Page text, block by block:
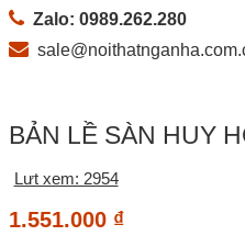
Zalo: 0989.262.280
BẢN LỀ SÀN HUY
Lưt xem: 2954
1.551.000 ₫